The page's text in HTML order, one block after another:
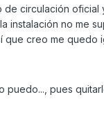
circulación
instalación no me
que creo me quedo
puedo..., pues